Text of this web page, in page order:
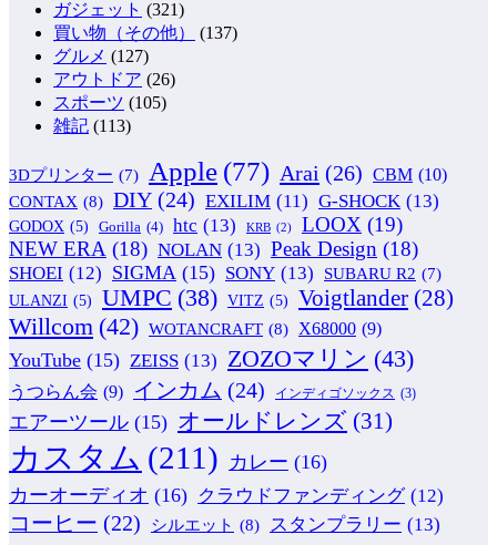
ガジェット (321)
買い物（その他）
(137)
グルメ (127)
アウトドア (26)
スポーツ (105)
雑記 (113)
3Dプリンター (7) Apple (77) Arai (26) CBM (10)
CONTAX (8) DIY (24) EXILIM (11) G-SHOCK (13)
GODOX (5) Gorilla (4) htc (13) KRB (2) LOOX (19)
NEW ERA (18) NOLAN (13) Peak Design (18)
SHOEI (12) SIGMA (15) SONY (13) SUBARU R2 (7)
ULANZI (5) UMPC (38) VITZ (5) Voigtlander (28)
Willcom (42) WOTANCRAFT (8) X68000 (9)
YouTube (15) ZEISS (13) ZOZOマリン (43)
うつらん会 (9) インカム (24) インディゴソックス (3)
エアーツール (15) オールドレンズ (31)
カスタム (211) カレー (16)
カーオーディオ (16) クラウドファンディング (12)
コーヒー (22) シルエット (8) スタンプラリー (13)